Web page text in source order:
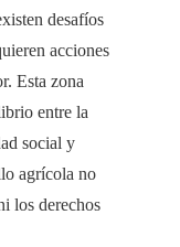
desafíos
acciones
Esta zona
entre la
social y
agrícola no
los derechos